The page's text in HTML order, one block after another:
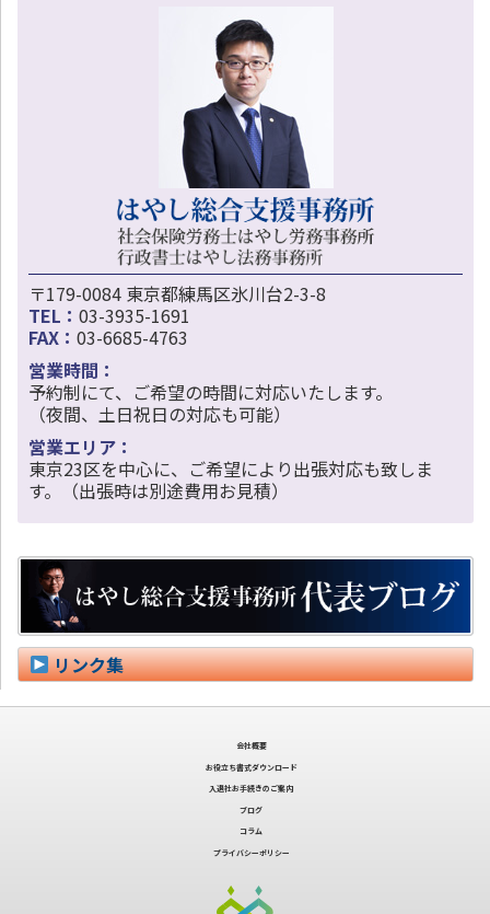
〒179-0084 東京都練馬区氷川台2-3-8
TEL： 03-3935-1691
FAX： 03-6685-4763
営業時間：
予約制にて、ご希望の時間に対応いたします。
（夜間、土日祝日の対応も可能）
営業エリア：
東京23区を中心に、ご希望により出張対応も致しま
す。（出張時は別途費用お見積）
リンク集
会社概要
お役立ち書式ダウンロード
入退社お手続きのご案内
ブログ
コラム
プライバシーポリシー